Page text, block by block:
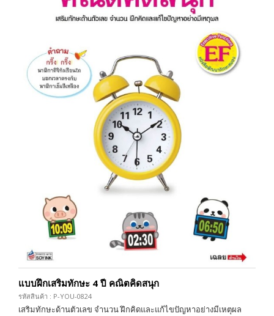
แบบฝึกเสริมทักษะ 4 ปี คณิตคิดสนุก
รหัสสินค้า : P-YOU-0824
เสริมทักษะด้านตัวเลข จำนวน ฝึกคิดและแก้ไขปัญหาอย่างมีเหตุผล